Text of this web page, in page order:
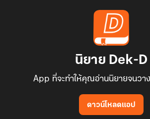
นิยาย Dek-D
App ที่จะทำให้คุณอ่านนิยายจนวา
ดาวน์โหลดแอป